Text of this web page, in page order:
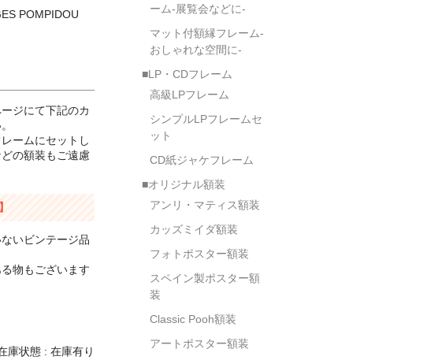
POMPIDOU
ジにて下記のカ
ームにセットし
の額装もご遠慮
いビンテージ品
物もございます
庫状態 : 在庫有り
ーム-展覧会などに-
マット付額縁フレーム-
おしゃれな空間に-
■LP・CDフレーム
高級LPフレーム
シンプルLPフレームセ
ット
CD紙ジャケフレーム
■オリジナル額装
アンリ・マティス額装
カッズミイダ額装
フォトポスター額装
スペイン製ポスター額
装
Classic Pooh額装
アートポスター額装